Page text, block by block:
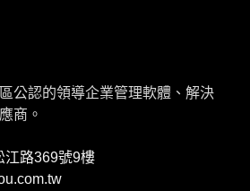
公認的領導企業管理軟體、解決
商。
江路369號9樓